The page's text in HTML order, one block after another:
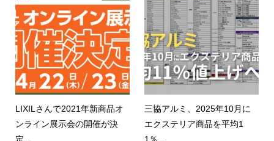
LIXILさんで2021年新商品オ
ンライン展示会の開催が決
三協アルミ、2025年10月に
エクステリア商品を平均1